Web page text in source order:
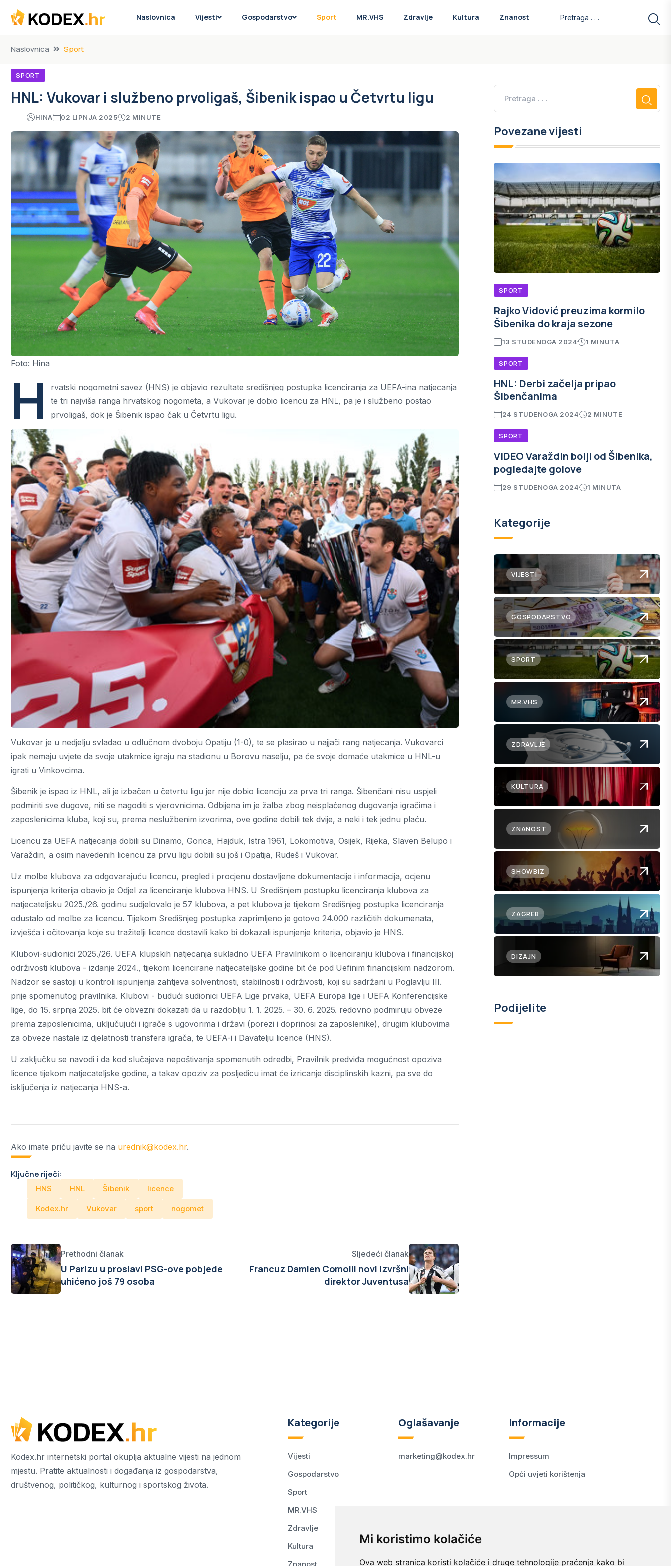
Mi koristimo kolačiće
Ova web stranica koristi kolačiće i druge tehnologije praćenja kako bi
Naslovnica Vijesti Gospodarstvo Sport MR.VHS Zdravlje Kultura Znanost
Naslovnica Sport
SPORT
HNL: Vukovar i službeno prvoligaš, Šibenik ispao u Četvrtu ligu
HINA 02 LIPNJA 2025 2 MINUTE
Foto: Hina
H
rvatski nogometni savez (HNS) je objavio rezultate središnjeg postupka licenciranja za UEFA-ina natjecanja
te tri najviša ranga hrvatskog nogometa, a Vukovar je dobio licencu za HNL, pa je i službeno postao
prvoligaš, dok je Šibenik ispao čak u Četvrtu ligu.
Vukovar je u nedjelju svladao u odlučnom dvoboju Opatiju (1-0), te se plasirao u najjači rang natjecanja. Vukovarci
ipak nemaju uvjete da svoje utakmice igraju na stadionu u Borovu naselju, pa će svoje domaće utakmice u HNL-u
igrati u Vinkovcima.
Šibenik je ispao iz HNL, ali je izbačen u četvrtu ligu jer nije dobio licenciju za prva tri ranga. Šibenčani nisu uspjeli
podmiriti sve dugove, niti se nagoditi s vjerovnicima. Odbijena im je žalba zbog neisplaćenog dugovanja igračima i
zaposlenicima kluba, koji su, prema neslužbenim izvorima, ove godine dobili tek dvije, a neki i tek jednu plaću.
Licencu za UEFA natjecanja dobili su Dinamo, Gorica, Hajduk, Istra 1961, Lokomotiva, Osijek, Rijeka, Slaven Belupo i
Varaždin, a osim navedenih licencu za prvu ligu dobili su još i Opatija, Rudeš i Vukovar.
Uz molbe klubova za odgovarajuću licencu, pregled i procjenu dostavljene dokumentacije i informacija, ocjenu
ispunjenja kriterija obavio je Odjel za licenciranje klubova HNS. U Središnjem postupku licenciranja klubova za
natjecateljsku 2025./26. godinu sudjelovalo je 57 klubova, a pet klubova je tijekom Središnjeg postupka licenciranja
odustalo od molbe za licencu. Tijekom Središnjeg postupka zaprimljeno je gotovo 24.000 različitih dokumenata,
izvješća i očitovanja koje su tražitelji licence dostavili kako bi dokazali ispunjenje kriterija, objavio je HNS.
Klubovi-sudionici 2025./26. UEFA klupskih natjecanja sukladno UEFA Pravilnikom o licenciranju klubova i financijskoj
održivosti klubova - izdanje 2024., tijekom licencirane natjecateljske godine bit će pod Uefinim financijskim nadzorom.
Nadzor se sastoji u kontroli ispunjenja zahtjeva solventnosti, stabilnosti i održivosti, koji su sadržani u Poglavlju III.
prije spomenutog pravilnika. Klubovi - budući sudionici UEFA Lige prvaka, UEFA Europa lige i UEFA Konferencijske
lige, do 15. srpnja 2025. bit će obvezni dokazati da u razdoblju 1. 1. 2025. – 30. 6. 2025. redovno podmiruju obveze
prema zaposlenicima, uključujući i igrače s ugovorima i državi (porezi i doprinosi za zaposlenike), drugim klubovima
za obveze nastale iz djelatnosti transfera igrača, te UEFA-i i Davatelju licence (HNS).
U zaključku se navodi i da kod slučajeva nepoštivanja spomenutih odredbi, Pravilnik predviđa mogućnost opoziva
licence tijekom natjecateljske godine, a takav opoziv za posljedicu imat će izricanje disciplinskih kazni, pa sve do
isključenja iz natjecanja HNS-a.
Ako imate priču javite se na urednik@kodex.hr.
Ključne riječi:
HNS HNL Šibenik licence
Kodex.hr Vukovar sport nogomet
Prethodni članak
U Parizu u proslavi PSG-ove pobjede
uhićeno još 79 osoba
Sljedeći članak
Francuz Damien Comolli novi izvršni
direktor Juventusa
Povezane vijesti
SPORT
Rajko Vidović preuzima kormilo
Šibenika do kraja sezone
13 STUDENOGA 2024 1 MINUTA
SPORT
HNL: Derbi začelja pripao
Šibenčanima
24 STUDENOGA 2024 2 MINUTE
SPORT
VIDEO Varaždin bolji od Šibenika,
pogledajte golove
29 STUDENOGA 2024 1 MINUTA
Kategorije
VIJESTI
GOSPODARSTVO
SPORT
MR.VHS
ZDRAVLJE
KULTURA
ZNANOST
SHOWBIZ
ZAGREB
DIZAJN
Podijelite
Kodex.hr internetski portal okuplja aktualne vijesti na jednom
mjestu. Pratite aktualnosti i događanja iz gospodarstva,
društvenog, političkog, kulturnog i sportskog života.
Kategorije
Vijesti
Gospodarstvo
Sport
MR.VHS
Zdravlje
Kultura
Znanost
Oglašavanje
marketing@kodex.hr
Informacije
Impressum
Opći uvjeti korištenja